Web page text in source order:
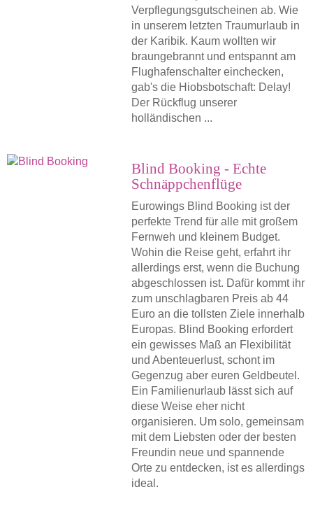
Verpflegungsgutscheinen ab. Wie
in unserem letzten Traumurlaub in
der Karibik. Kaum wollten wir
braungebrannt und entspannt am
Flughafenschalter einchecken,
gab's die Hiobsbotschaft: Delay!
Der Rückflug unserer
holländischen ...
Blind Booking - Echte
Schnäppchenflüge
Eurowings Blind Booking ist der
perfekte Trend für alle mit großem
Fernweh und kleinem Budget.
Wohin die Reise geht, erfahrt ihr
allerdings erst, wenn die Buchung
abgeschlossen ist. Dafür kommt ihr
zum unschlagbaren Preis ab 44
Euro an die tollsten Ziele innerhalb
Europas. Blind Booking erfordert
ein gewisses Maß an Flexibilität
und Abenteuerlust, schont im
Gegenzug aber euren Geldbeutel.
Ein Familienurlaub lässt sich auf
diese Weise eher nicht
organisieren. Um solo, gemeinsam
mit dem Liebsten oder der besten
Freundin neue und spannende
Orte zu entdecken, ist es allerdings
ideal.